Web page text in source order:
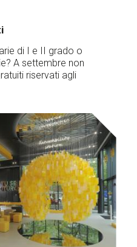
di I e II grado o
A settembre non
riservati agli